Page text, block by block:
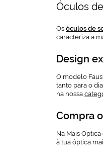
Óculos
Os óculos de
caracteriza a
Design
O modelo
tanto para o
na nossa
Compra
Na Mais
à tua óptica